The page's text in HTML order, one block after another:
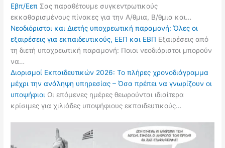
Εβπ/Εεπ Σας παραθέτουμε συγκεντρωτικούς
εκκαθαρισμένους πίνακες για την Α/θμια, Β/θμια και…
Νεοδιόριστοι και Διετής υποχρεωτική παραμονή: Όλες οι
εξαιρέσεις για εκπαιδευτικούς, ΕΕΠ και ΕΒΠ Εξαιρέσεις από
τη διετή υποχρεωτική παραμονή: Ποιοι νεοδιόριστοι μπορούν
να…
Διορισμοί Εκπαιδευτικών 2026: Το πλήρες χρονοδιάγραμμα
μέχρι την ανάληψη υπηρεσίας – Όσα πρέπει να γνωρίζουν οι
υποψήφιοι Οι επόμενες ημέρες θεωρούνται ιδιαίτερα
κρίσιμες για χιλιάδες υποψήφιους εκπαιδευτικούς…